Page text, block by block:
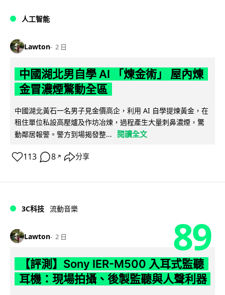
人工智能
Lawton 2 日
中國湖北男自學 AI 「煉金術」 屋內煉
金冒濃煙驚動全區
中國湖北黃石一名男子見金價高企，利用 AI 自學提煉黃金，在
租住單位私設高壓爐及作坊冶煉，過程產生大量刺鼻濃煙，驚
動鄰居報警。警方到場揭發整...
閱讀全文
113 8 ↗ 分享
3C科技 流動音樂
Lawton 2 日 89
【評測】Sony IER-M500 入耳式監聽
耳機：現場拍攝、後製監聽與人聲利器